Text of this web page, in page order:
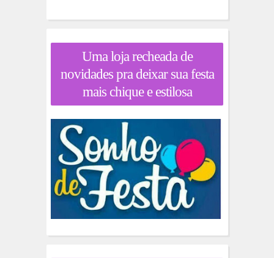
Uma loja recheada de
novidades pra deixar sua festa
mais chique e estilosa